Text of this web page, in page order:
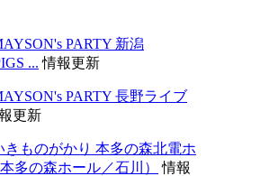
PARTY 新潟
... 情報更新
PARTY 長野ライブ
更新
きものがかり 本多の森北電ホ
多の森ホール／石川）
情報